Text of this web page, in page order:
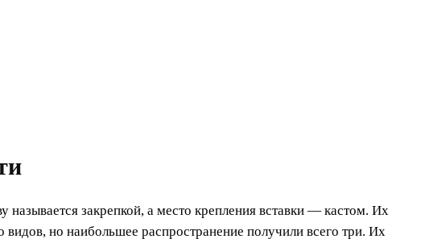
называется закрепкой, а место крепления вставки — кастом. Их
видов, но наибольшее распространение получили всего три. Их